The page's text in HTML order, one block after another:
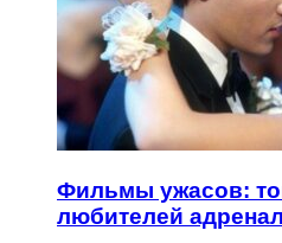
Фильмы ужасов:
любителей